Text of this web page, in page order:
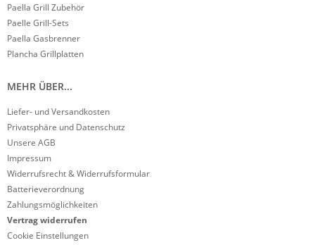
Paella Grill Zubehör
Paelle Grill-Sets
Paella Gasbrenner
Plancha Grillplatten
MEHR ÜBER...
Liefer- und Versandkosten
Privatsphäre und Datenschutz
Unsere AGB
Impressum
Widerrufsrecht & Widerrufsformular
Batterieverordnung
Zahlungsmöglichkeiten
Vertrag widerrufen
Cookie Einstellungen